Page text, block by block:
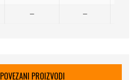
— —
POVEZANI PROIZVODI